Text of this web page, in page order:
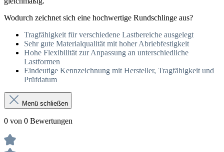
Wodurch zeichnet sich eine hochwertige Rundschlinge aus?
Tragfähigkeit für verschiedene Lastbereiche ausgelegt
Sehr gute Materialqualität mit hoher Abriebfestigkeit
Hohe Flexibilität zur Anpassung an unterschiedliche
Lastformen
Eindeutige Kennzeichnung mit Hersteller, Tragfähigkeit und
Prüfdatum
Menü schließen
0 von 0 Bewertungen